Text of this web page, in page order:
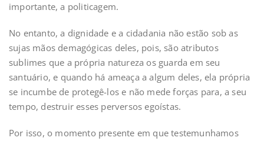
importante, a politicagem.
No entanto, a dignidade e a cidadania não estão sob as
sujas mãos demagógicas deles, pois, são atributos
sublimes que a própria natureza os guarda em seu
santuário, e quando há ameaça a algum deles, ela própria
se incumbe de protegê-los e não mede forças para, a seu
tempo, destruir esses perversos egoístas.
Por isso, o momento presente em que testemunhamos